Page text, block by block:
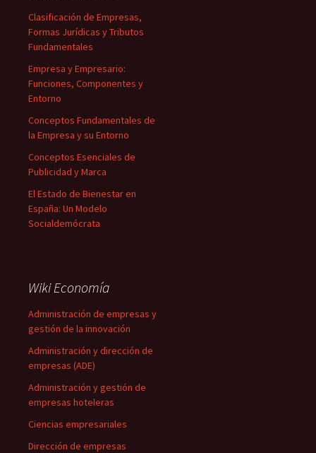
Clasificación de Empresas,
Formas Jurídicas y Tributos
Fundamentales
Empresa y Empresario:
Funciones, Componentes y
Entorno
Conceptos Fundamentales de
la Empresa y su Entorno
Conceptos Esenciales de
Publicidad y Marca
El Estado de Bienestar en
España: Un Modelo
Socialdemócrata
Wiki Economía
Administración de empresas y
gestión de la innovación
Administración y dirección de
empresas (ADE)
Administración y gestión de
empresas hoteleras
Ciencias empresariales
Dirección de empresas